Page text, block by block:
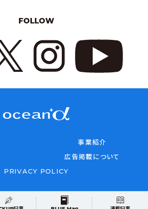
FOLLOW
事業紹介
広告掲載について
PRIVACY POLICY
© 2026 oceana All rights reserved